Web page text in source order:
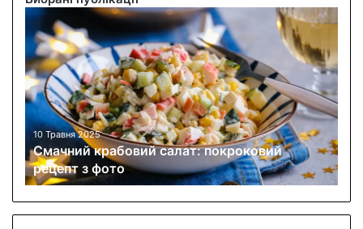
С
м
ч
н
и
й
к
р
а
б
о
в
10 Травня 2025
Смачний крабовий салат: покроковий
рецепт з фото